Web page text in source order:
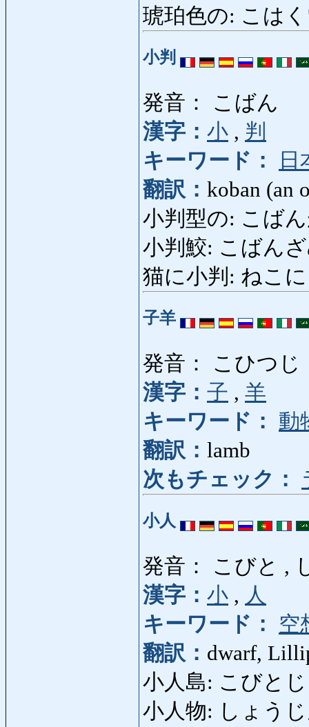
琥珀色の: こはく
小判
発音： こばん
漢字： 小 , 判
キーワード：
日
翻訳： koban (an
小判型の: こば
小判鮫: こばん
猫に小判: ねこに
子羊
発音： こひつじ
漢字： 子 , 羊
キーワード：
動
翻訳： lamb
次もチェック：
小人
発音： こびと ,
漢字： 小 , 人
キーワード：
空
翻訳： dwarf,
小人島: こびと
小人物: しょうじ